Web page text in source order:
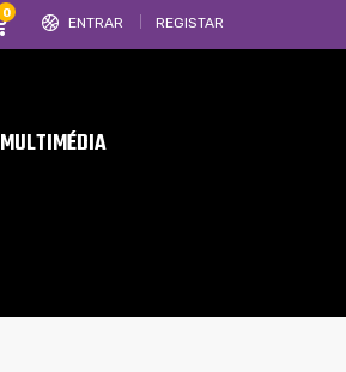
ENTRAR REGISTAR
0
MULTIMÉDIA